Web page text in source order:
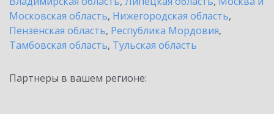
Московская область, Нижегородская область,
Пензенская область, Республика Мордовия,
Тамбовская область, Тульская область
Партнеры в вашем регионе: